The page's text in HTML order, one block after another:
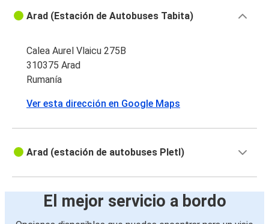
Arad (Estación de Autobuses Tabita)
Calea Aurel Vlaicu 275B
310375 Arad
Rumanía
Ver esta dirección en Google Maps
Arad (estación de autobuses Pletl)
El mejor servicio a bordo